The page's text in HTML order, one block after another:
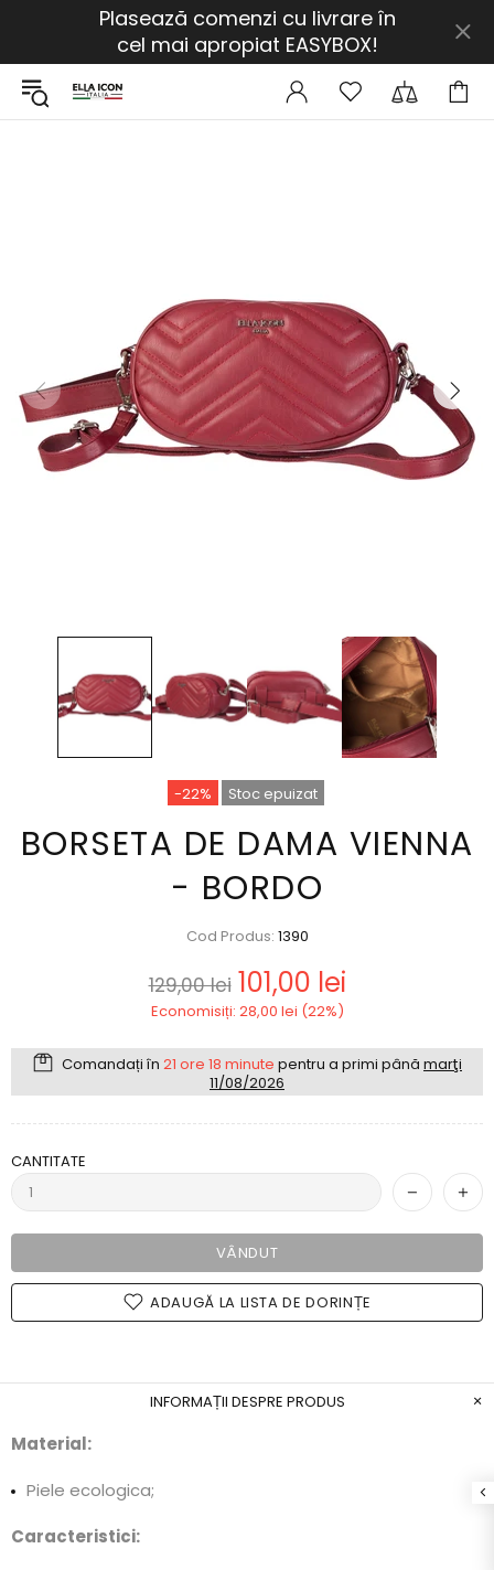
Plasează comenzi cu livrare în
cel mai apropiat EASYBOX!
-22% Stoc epuizat
BORSETA DE DAMA VIENNA
- BORDO
Cod Produs: 1390
129,00 lei 101,00 lei
Economisiți: 28,00 lei (22%)
Comandați în 21 ore 18 minute pentru a primi până marţi
11/08/2026
CANTITATE
VÂNDUT
ADAUGĂ LA LISTA DE DORINȚE
INFORMAȚII DESPRE PRODUS
Material:
Piele ecologica;
Caracteristici: